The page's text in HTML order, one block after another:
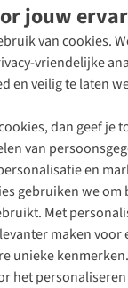
jouw
van cookies.
vriendelijke
en veilig te laten
dan geef je
van
en
gebruiken we
Met
maken voor
unieke
het
een
50 88
80